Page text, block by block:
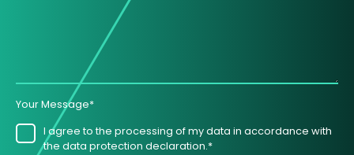
Your Message*
I agree to the processing of my data in accordance with
the data protection declaration.*